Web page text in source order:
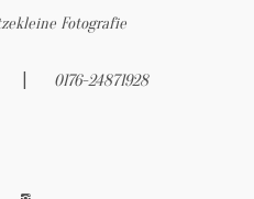
Fotografie
0176-24871928